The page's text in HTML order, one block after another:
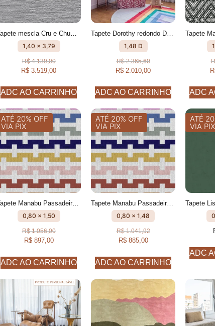
1,40 x 3,79
R$4.139,00
R$ 3.519,00
ADC AO CARRINHO
1,48 D
R$2.365,60
R$ 2.010,00
ADC AO CARRINHO ADC
ATÉ 20% OFF
VIA PIX
Tapete Manabu Passadeira Geométrico feito à mão, 100% algodão reciclado
0,80 x 1,50
R$1.056,00
R$897,00
ADC AO CARRINHO
ATÉ 20% OFF
VIA PIX
Tapete Manabu Passadeira Geométrico feito à mão, 100% algodão reciclado
0,80 x 1,48
R$1.041,92
R$885,00
ADC AO CARRINHO
ATÉ
VIA PIX
ADC